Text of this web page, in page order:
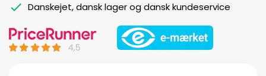
Danskejet, dansk lager og dansk kundeservice